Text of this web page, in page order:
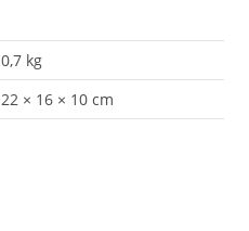
0,7 kg
22 × 16 × 10 cm